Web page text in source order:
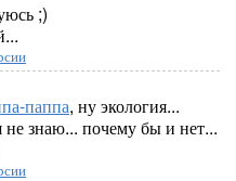
;)
паппа, ну экология...
знаю... почему бы и нет...